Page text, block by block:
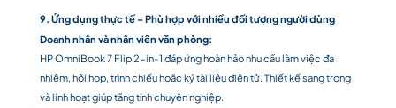
9. Ứng dụng thực tế – Phù hợp với nhiều đối tượng người dùng
Doanh nhân và nhân viên văn phòng:
HP OmniBook 7 Flip 2-in-1 đáp ứng hoàn hảo nhu cầu làm việc đa
nhiệm, hội họp, trình chiếu hoặc ký tài liệu điện tử. Thiết kế sang trọng
và linh hoạt giúp tăng tính chuyên nghiệp.